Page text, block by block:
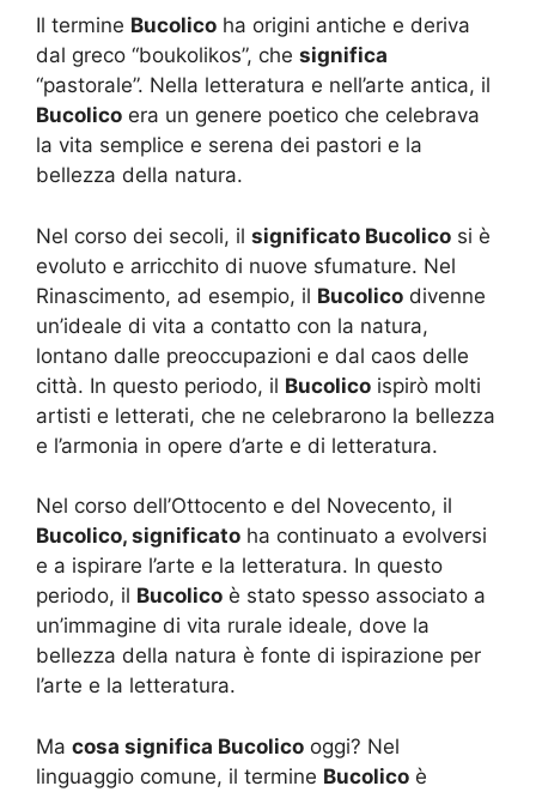
Il termine Bucolico ha origini antiche e deriva
dal greco “boukolikos”, che significa
“pastorale”. Nella letteratura e nell’arte antica, il
Bucolico era un genere poetico che celebrava
la vita semplice e serena dei pastori e la
bellezza della natura.
Nel corso dei secoli, il significato Bucolico si è
evoluto e arricchito di nuove sfumature. Nel
Rinascimento, ad esempio, il Bucolico divenne
un’ideale di vita a contatto con la natura,
lontano dalle preoccupazioni e dal caos delle
città. In questo periodo, il Bucolico ispirò molti
artisti e letterati, che ne celebrarono la bellezza
e l’armonia in opere d’arte e di letteratura.
Nel corso dell’Ottocento e del Novecento, il
Bucolico, significato ha continuato a evolversi
e a ispirare l’arte e la letteratura. In questo
periodo, il Bucolico è stato spesso associato a
un’immagine di vita rurale ideale, dove la
bellezza della natura è fonte di ispirazione per
l’arte e la letteratura.
Ma cosa significa Bucolico oggi? Nel
linguaggio comune, il termine Bucolico è